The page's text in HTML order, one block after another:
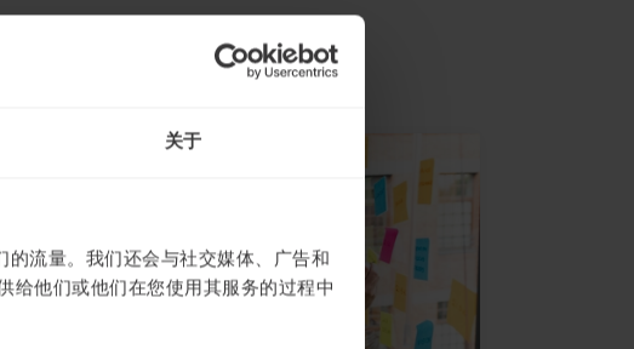
关于
流量。我们还会与社交媒体、广告和
给他们或他们在您使用其服务的过程中